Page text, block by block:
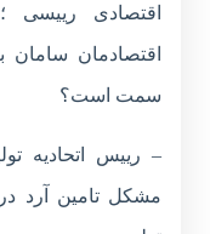
اقتصادی رییسی
اقتصادمان سامان
سمت است؟
– رییس اتحادیه
مشکل تامین آرد